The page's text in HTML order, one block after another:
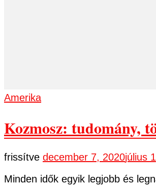
Amerika
Kozmosz: tudomány,
frissítve december 7, 2020július
Minden idők egyik legjobb és